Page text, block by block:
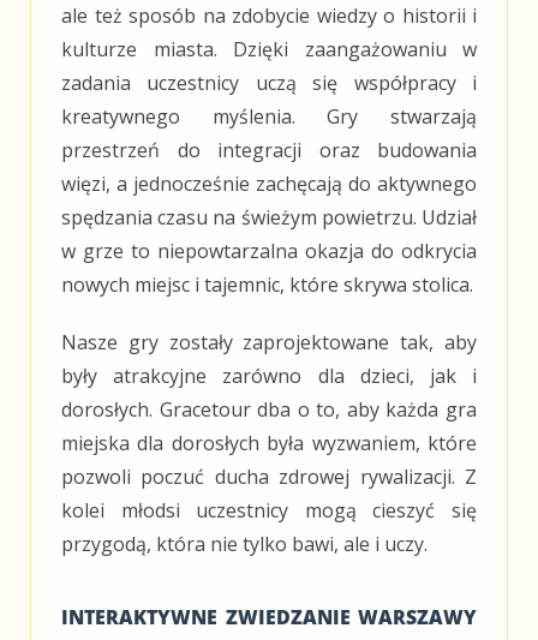
ale też sposób na zdobycie wiedzy o historii i
kulturze miasta. Dzięki zaangażowaniu w
zadania uczestnicy uczą się współpracy i
kreatywnego myślenia. Gry stwarzają
przestrzeń do integracji oraz budowania
więzi, a jednocześnie zachęcają do aktywnego
spędzania czasu na świeżym powietrzu. Udział
w grze to niepowtarzalna okazja do odkrycia
nowych miejsc i tajemnic, które skrywa stolica.
Nasze gry zostały zaprojektowane tak, aby
były atrakcyjne zarówno dla dzieci, jak i
dorosłych. Gracetour dba o to, aby każda gra
miejska dla dorosłych była wyzwaniem, które
pozwoli poczuć ducha zdrowej rywalizacji. Z
kolei młodsi uczestnicy mogą cieszyć się
przygodą, która nie tylko bawi, ale i uczy.
INTERAKTYWNE ZWIEDZANIE WARSZAWY